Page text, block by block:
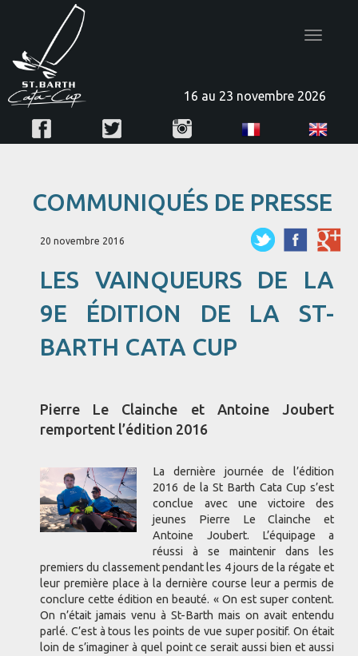
Toggle
16 au 23 novembre 2026
COMMUNIQUÉS DE PRESSE
20 novembre 2016
LES VAINQUEURS DE LA
9E ÉDITION DE LA ST-
BARTH CATA CUP
Pierre Le Clainche et Antoine Joubert
remportent l’édition 2016
La dernière journée de l’édition
2016 de la St Barth Cata Cup s’est
conclue avec une victoire des
jeunes Pierre Le Clainche et
Antoine Joubert. L’équipage a
réussi à se maintenir dans les
premiers du classement pendant les 4 jours de la régate et
leur première place à la dernière course leur a permis de
conclure cette édition en beauté. « On est super content.
On n’était jamais venu à St-Barth mais on avait entendu
parlé. C’est à tous les points de vue super positif. On était
loin de s’imaginer à quel point ce serait aussi bien et aussi